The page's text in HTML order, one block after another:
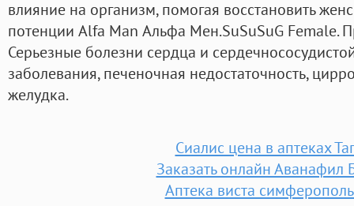
влияние на организм, помогая восстановить
потенции Alfa Man Альфа Мен.SuSuSuG Female.
Серьезные болезни сердца и
заболевания, печеночная недостаточность,
желудка.
Сиалис цена в аптеках
Заказать онлайн Аванафил
Аптека виста